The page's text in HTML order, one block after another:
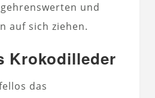
und
auf sich ziehen.
Krokodilleder
das